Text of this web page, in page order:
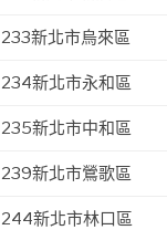
233新北市烏來區
234新北市永和區
235新北市中和區
239新北市鶯歌區
244新北市林口區